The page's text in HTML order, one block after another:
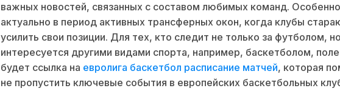
важных новостей, связанных с составом любимых команд.
актуально в период активных трансферных окон, когда клубы
усилить свои позиции. Для тех, кто следит не только за футболом,
интересуется другими видами спорта, например, баскетболом,
будет ссылка на евролига баскетбол расписание матчей, которая
не пропустить ключевые события в европейских баскетбольных